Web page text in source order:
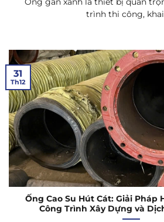
Ống gân xanh là thiết bị quan
trình thi công, khai
Ống Cao Su Hút Cát: Giải Pháp
Công Trình Xây Dựng và
31
Th12